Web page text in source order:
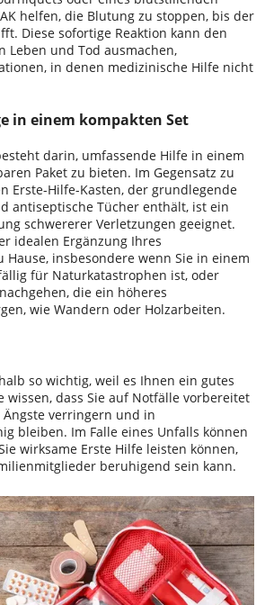
helfen, die Blutung zu stoppen, bis der
Diese sofortige Reaktion kann den
Leben und Tod ausmachen,
in denen medizinische Hilfe nicht
in einem kompakten Set
darin, umfassende Hilfe in einem
Paket zu bieten. Im Gegensatz zu
Erste-Hilfe-Kasten, der grundlegende
antiseptische Tücher enthält, ist ein
schwererer Verletzungen geeignet.
idealen Ergänzung Ihres
Hause, insbesondere wenn Sie in einem
für Naturkatastrophen ist, oder
die ein höheres
wie Wandern oder Holzarbeiten.
so wichtig, weil es Ihnen ein gutes
wissen, dass Sie auf Notfälle vorbereitet
verringern und in
bleiben. Im Falle eines Unfalls können
wirksame Erste Hilfe leisten können,
beruhigend sein kann.